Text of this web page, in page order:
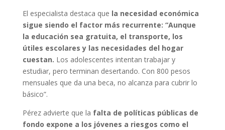
El especialista destaca que la necesidad económica
sigue siendo el factor más recurrente: “Aunque
la educación sea gratuita, el transporte, los
útiles escolares y las necesidades del hogar
cuestan. Los adolescentes intentan trabajar y
estudiar, pero terminan desertando. Con 800 pesos
mensuales que da una beca, no alcanza para cubrir lo
básico”.
Pérez advierte que la falta de políticas públicas de
fondo expone a los jóvenes a riesgos como el